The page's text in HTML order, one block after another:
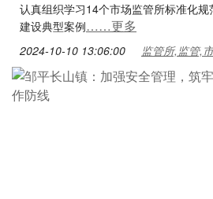
认真组织学习14个市场监管所标准化规
建设典型案例……更多
2024-10-10 13:06:00 监管所,监管,